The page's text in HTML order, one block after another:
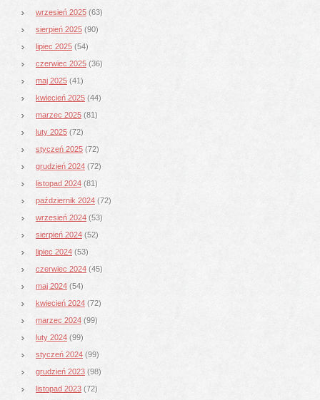
wrzesień 2025 (63)
sierpień 2025 (90)
lipiec 2025 (54)
czerwiec 2025 (36)
maj 2025 (41)
kwiecień 2025 (44)
marzec 2025 (81)
luty 2025 (72)
styczeń 2025 (72)
grudzień 2024 (72)
listopad 2024 (81)
październik 2024 (72)
wrzesień 2024 (53)
sierpień 2024 (52)
lipiec 2024 (53)
czerwiec 2024 (45)
maj 2024 (54)
kwiecień 2024 (72)
marzec 2024 (99)
luty 2024 (99)
styczeń 2024 (99)
grudzień 2023 (98)
listopad 2023 (72)